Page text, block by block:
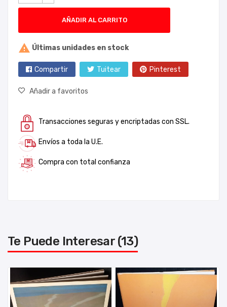
AÑADIR AL CARRITO
 Últimas unidades en stock
Compartir Tuitear Pinterest
Añadir a favoritos
Transacciones seguras y encriptadas con SSL.
Envíos a toda la U.E.
Compra con total confianza
Te Puede Interesar (13)